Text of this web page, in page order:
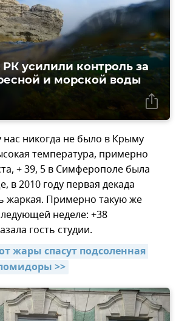
усилили контроль за
и морской воды
нас никогда не было в Крыму
температура, примерно
+ 39, 5 в Симферополе была
в 2010 году первая декада
жаркая. Примерно такую же
неделе: +38
гость студии.
жары спасут подсоленная
>>